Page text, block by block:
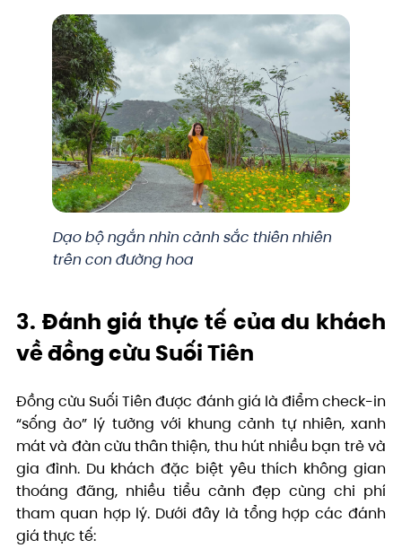
Dạo bộ ngắn nhìn cảnh sắc thiên nhiên
trên con đường hoa
3. Đánh giá thực tế của du khách
về đồng cừu Suối Tiên
Đồng cừu Suối Tiên được đánh giá là điểm check-in
“sống ảo” lý tưởng với khung cảnh tự nhiên, xanh
mát và đàn cừu thân thiện, thu hút nhiều bạn trẻ và
gia đình. Du khách đặc biệt yêu thích không gian
thoáng đãng, nhiều tiểu cảnh đẹp cùng chi phí
tham quan hợp lý. Dưới đây là tổng hợp các đánh
giá thực tế: